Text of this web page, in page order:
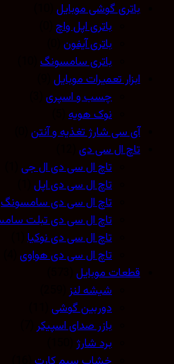
باتری گوشی موبایل(10)
باتری اپل واچ(0)
باتری آیفون(0)
باتری سامسونگ(10)
ابزار تعمیرات موبایل(9)
چسب و اسپری(3)
نوک هویه(5)
آی سی شارژ تغذیه و آنتن(0)
تاچ ال سی دی(12)
تاچ ال سی دی ال جی(1)
تاچ ال سی دی اپل(1)
تاچ ال سی دی سامسونگ(3)
تاچ ال سی دی تبلت
تاچ ال سی دی نوکیا (1)
تاچ ال سی دی هواوی(4)
قطعات موبایل(573)
شیشه لنز(259)
دوربین گوشی(11)
بازر صدای اسپیکر(7)
برد شارژ(150)